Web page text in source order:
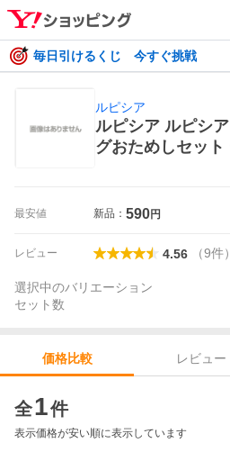
毎日引けるくじ 今すぐ挑戦
ルピシア
ルピシア ルピシ
グおためしセッ
最安値 新品： 590円
レビュー 4.56 （9件）
選択中のバリエーション
セット数
価格比較 レビュー
全1件
表示価格が安い順に表示しています